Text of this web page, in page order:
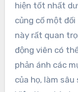
hiện tốt nhất
củng cố một
này rất quan
động viên có
phản ánh các
của họ, làm